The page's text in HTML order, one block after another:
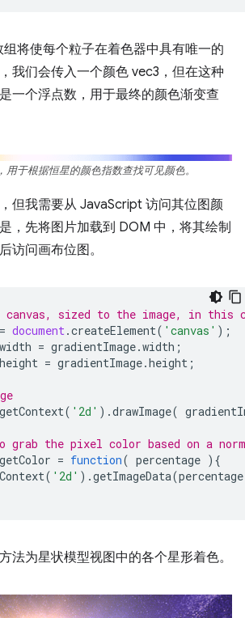
将使每个粒子在着色器中具有唯一的
我们会传入一个颜色 vec3，但在这种
一个浮点数，用于最终的颜色渐变查
用于根据恒星的颜色指数查找可见颜色。
但我需要从 JavaScript 访问其位图颜
，先将图片加载到 DOM 中，将其绘制
访问画布位图。
canvas, sized to the image, in this
= document.createElement( 'canvas' );
width = gradientImage.width ;
height = gradientImage.height ;
getContext( '2d' ).drawImage(
the pixel color based on a
getColor = function( percentage ){
( '2d' ).getImageData(percentage
法为星状模型视图中的各个星形着色。